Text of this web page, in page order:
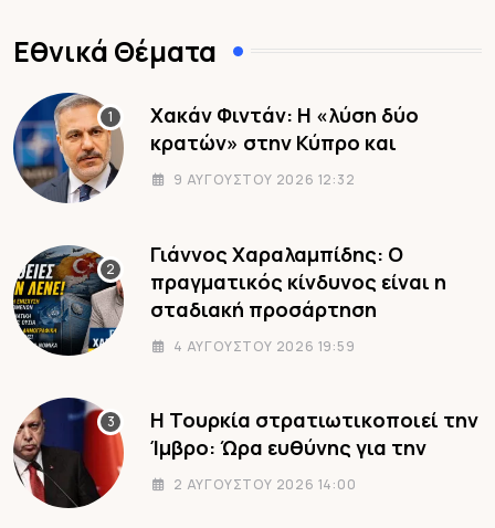
Εθνικά Θέματα
Χακάν Φιντάν: Η «λύση δύο
κρατών» στην Κύπρο και
9 ΑΥΓΟΎΣΤΟΥ 2026 12:32
Γιάννος Χαραλαμπίδης: Ο
πραγματικός κίνδυνος είναι η
σταδιακή προσάρτηση
4 ΑΥΓΟΎΣΤΟΥ 2026 19:59
Η Τουρκία στρατιωτικοποιεί την
Ίμβρο: Ώρα ευθύνης για την
2 ΑΥΓΟΎΣΤΟΥ 2026 14:00